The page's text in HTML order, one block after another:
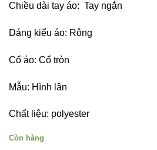
Chiều dài tay áo: Tay ngắn
Dáng kiểu áo: Rộng
Cổ áo: Cổ tròn
Mẫu: Hình lân
Chất liệu: polyester
Còn hàng